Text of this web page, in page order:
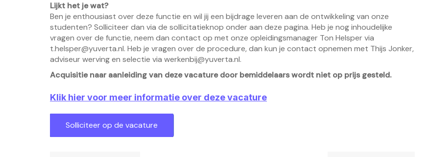
Lijkt het je wat?
Ben je enthousiast over deze functie en wil jij een bijdrage leveren aan de ontwikkeling van onze
studenten? Solliciteer dan via de sollicitatieknop onder aan deze pagina. Heb je nog inhoudelijke
vragen over de functie, neem dan contact op met onze opleidingsmanager Ton Helsper via
t.helsper@yuverta.nl. Heb je vragen over de procedure, dan kun je contact opnemen met Thijs Jonker,
adviseur werving en selectie via werkenbij@yuverta.nl.
Acquisitie naar aanleiding van deze vacature door bemiddelaars wordt niet op prijs gesteld.
Klik hier voor meer informatie over deze vacature